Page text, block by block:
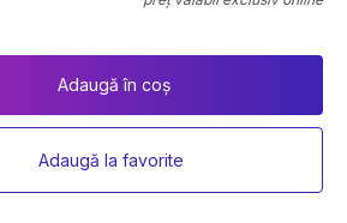
Adaugă în coș
Adaugă la favorite